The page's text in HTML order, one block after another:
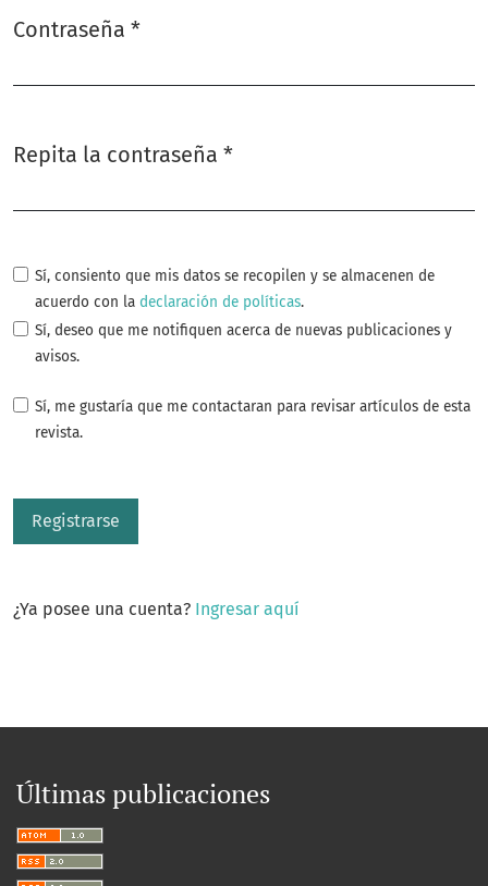
Contraseña *
Repita la contraseña *
Sí, consiento que mis datos se recopilen y se almacenen de
acuerdo con la declaración de políticas.
Sí, deseo que me notifiquen acerca de nuevas publicaciones y
avisos.
Sí, me gustaría que me contactaran para revisar artículos de esta
revista.
Registrarse
¿Ya posee una cuenta? Ingresar aquí
Últimas publicaciones